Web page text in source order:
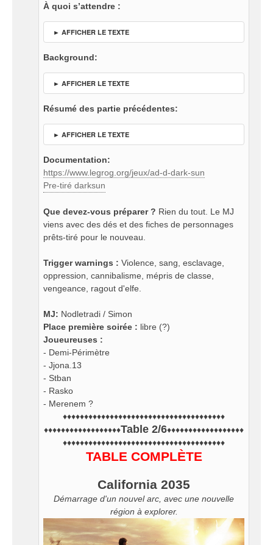
À quoi s’attendre :
► AFFICHER LE TEXTE
Background:
► AFFICHER LE TEXTE
Résumé des partie précédentes:
► AFFICHER LE TEXTE
Documentation:
https://www.legrog.org/jeux/ad-d-dark-sun
Pre-tiré darksun
Que devez-vous préparer ? Rien du tout. Le MJ
viens avec des dés et des fiches de personnages
prêts-tiré pour le nouveau.
Trigger warnings : Violence, sang, esclavage,
oppression, cannibalisme, mépris de classe,
vengeance, ragout d'elfe.
MJ: Nodletradi / Simon
Place première soirée : libre (?)
Joueureuses :
- Demi-Périmètre
- Jjona.13
- Stban
- Rasko
- Merenem ?
♦♦♦♦♦♦♦♦♦♦♦♦♦♦♦♦♦♦♦♦♦♦♦♦♦♦♦♦♦♦♦♦♦♦♦♦♦♦
♦♦♦♦♦♦♦♦♦♦♦♦♦♦♦♦♦♦Table 2/6♦♦♦♦♦♦♦♦♦♦♦♦♦♦♦♦♦♦
♦♦♦♦♦♦♦♦♦♦♦♦♦♦♦♦♦♦♦♦♦♦♦♦♦♦♦♦♦♦♦♦♦♦♦♦♦♦
TABLE COMPLÈTE
California 2035
Démarrage d'un nouvel arc, avec une nouvelle
région à explorer.